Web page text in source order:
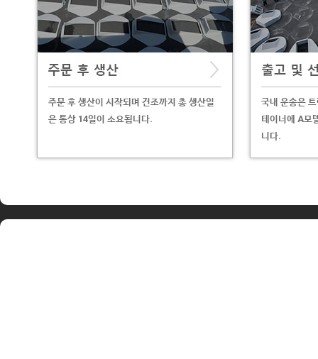
주문 후 생산이 시작되며 건조까지 총 생산일
은 통상 14일이 소요됩니다.
국내 운송은
테이너에 A모
니다.